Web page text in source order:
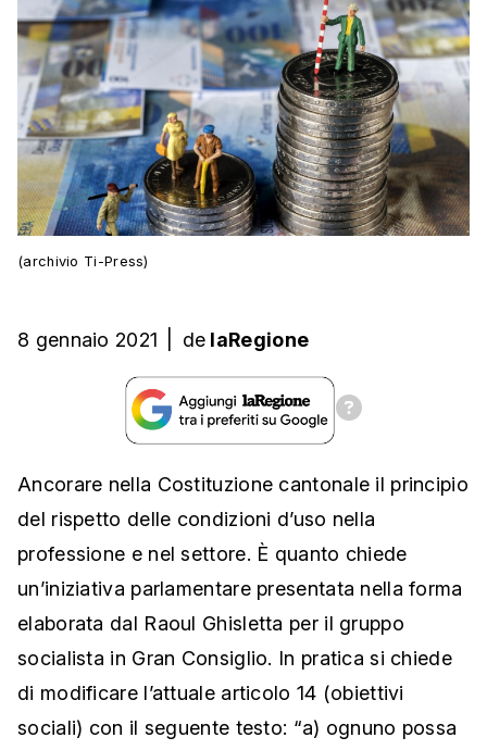
(archivio Ti-Press)
8 gennaio 2021 de laRegione
Ancorare nella Costituzione cantonale il principio
del rispetto delle condizioni d’uso nella
professione e nel settore. È quanto chiede
un’iniziativa parlamentare presentata nella forma
elaborata dal Raoul Ghisletta per il gruppo
socialista in Gran Consiglio. In pratica si chiede
di modificare l’attuale articolo 14 (obiettivi
sociali) con il seguente testo: “a) ognuno possa